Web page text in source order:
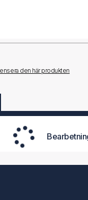
den här produkten